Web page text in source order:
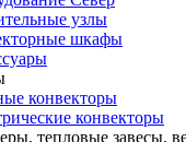
узлы
шкафы
конвекторы
конвекторы
тепловые завесы,